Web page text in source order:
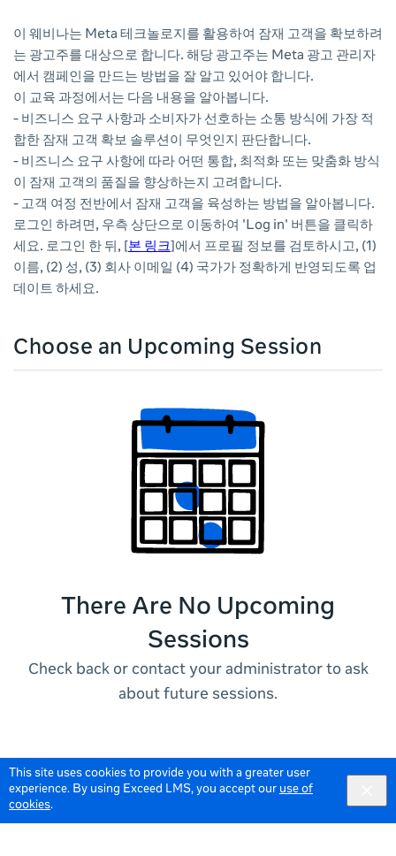
This site uses cookies to provide you with a greater user
experience. By using Exceed LMS, you accept our use of
cookies.
이 웨비나는 Meta 테크놀로지를 활용하여 잠재 고객을 확보하려
는 광고주를 대상으로 합니다. 해당 광고주는 Meta 광고 관리자
에서 캠페인을 만드는 방법을 잘 알고 있어야 합니다.
이 교육 과정에서는 다음 내용을 알아봅니다.
- 비즈니스 요구 사항과 소비자가 선호하는 소통 방식에 가장 적
합한 잠재 고객 확보 솔루션이 무엇인지 판단합니다.
- 비즈니스 요구 사항에 따라 어떤 통합, 최적화 또는 맞춤화 방식
이 잠재 고객의 품질을 향상하는지 고려합니다.
- 고객 여정 전반에서 잠재 고객을 육성하는 방법을 알아봅니다.
로그인 하려면, 우측 상단으로 이동하여 'Log in' 버튼을 클릭하
세요. 로그인 한 뒤, [ 본 링크 ]에서 프로필 정보를 검토하시고, (1)
이름, (2) 성, (3) 회사 이메일 (4) 국가가 정확하게 반영되도록 업
데이트 하세요.
Choose an Upcoming Session
There Are No Upcoming
Sessions
Check back or contact your administrator to ask
about future sessions.